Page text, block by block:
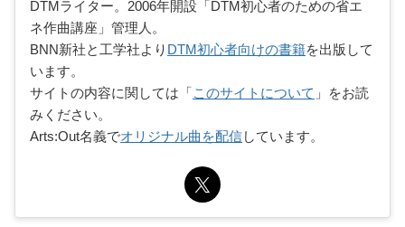
DTMライター。2006年開設「DTM初心者のための省エ
ネ作曲講座」管理人。
BNN新社と工学社より DTM初心者向けの書籍を出版して
います。
サイトの内容に関しては「このサイトについて 」をお読
みください。
Arts:Out名義でオリジナル曲を配信しています。